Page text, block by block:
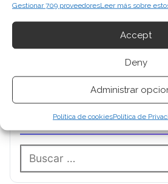
Gestionar 709 proveedoresLeer más sobre
Accept
Deny
Administrar
Política de cookiesPolítica de
BUSCAR